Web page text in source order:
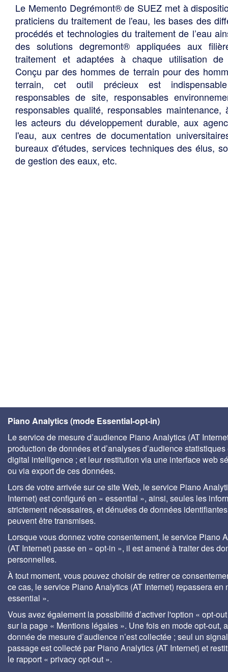
Le Memento Degrémont® de SUEZ met à
praticiens du traitement de l'eau, les bases des
procédés et technologies du traitement de l’eau
des solutions degremont® appliquées aux
traitement et adaptées à chaque utilisation de
Conçu par des hommes de terrain pour des
terrain, cet outil précieux est
responsables de site, responsables
responsables qualité, responsables maintenance,
les acteurs du développement durable, aux
l'eau, aux centres de documentation
bureaux d'études, services techniques des élus,
de gestion des eaux, etc.
Piano Analytics (mode Essential-opt-in)
Le service de mesure d’audience Piano Analytics (AT
production de données et d’analyses d’audience statistiques
digital intelligence ; et leur restitution via une interface web
ou via export de ces données.
Lors de votre arrivée sur ce site Web, le service Piano
Internet) est configuré en « essential », ainsi, seules les
strictement nécessaires, et dénuées de données
peuvent être transmises.
Lorsque vous donnez votre consentement, le service Piano
(AT Internet) passe en « opt-in », il est amené à traiter des
personnelles.
À tout moment, vous pouvez choisir de retirer ce
ce cas, le service Piano Analytics (AT Internet) repassera en
essential ».
Vous avez également la possibilité d’activer l'option « opt-
sur la page « Mentions légales ». Une fois en mode opt-out,
donnée de mesure d’audience n’est collectée ; seul un
passage est collecté par Piano Analytics (AT Internet) et
le rapport « privacy opt-out ».